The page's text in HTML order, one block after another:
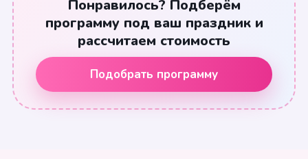
Понравилось? Подберём
программу под ваш праздник и
рассчитаем стоимость
Подобрать программу